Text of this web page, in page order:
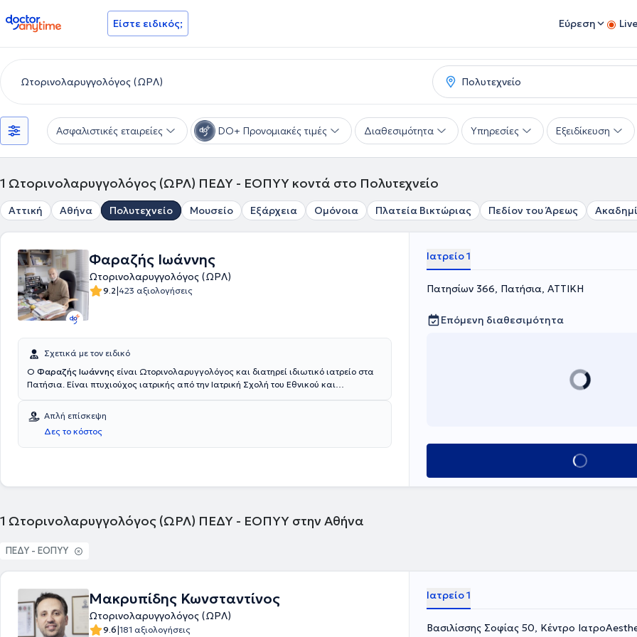
doctoranytime Είστε ειδικός; Εύρεση
Ασφαλιστικές εταιρείες DO+ Προνομιακές τιμές Διαθεσιμότητα Υπηρεσίες Εξειδίκευση
1 Ωτορινολαρυγγολόγος (ΩΡΛ) ΠΕΔΥ - ΕΟΠΥΥ κοντά στο Πολυτεχνείο
Αττική Αθήνα Πολυτεχνείο Μουσείο Εξάρχεια Ομόνοια Πλατεία Βικτώριας Πεδίον του Άρεως
Φαραζής Ιωάννης
Ωτορινολαρυγγολόγος (ΩΡΛ)
9.2|423 αξιολογήσεις
Σχετικά με τον ειδικό
Ο Φαραζής Ιωάννης είναι Ωτορινολαρυγγολόγος και διατηρεί ιδιωτικό ιατρείο στα
Πατήσια. Είναι πτυχιούχος ιατρικής από την Ιατρική Σχολή του Εθνικού και
πανεπιστημιακές κλινικές της Αθήνας. Τέλος, παρακολουθεί πλήθος συνεδρίων και
σεμιναρίων στην Ελλάδα και στο εξωτερικό στα πλαίσια της συνεχούς κατάρτισης
στον τομέα της ωτορινολαρυγγολογίας.
Απλή επίσκεψη
Δες το κόστος
Ιατρείο 1
Πατησίων 366, Πατήσια, ΑΤΤΙΚΗ
Επόμενη διαθεσιμότητα
Κλείσε ραντεβού
1 Ωτορινολαρυγγολόγος (ΩΡΛ) ΠΕΔΥ - ΕΟΠΥΥ στην Αθήνα
ΠΕΔΥ - ΕΟΠΥΥ
Μακρυπίδης Κωνσταντίνος
Ωτορινολαρυγγολόγος (ΩΡΛ)
9.6|181 αξιολογήσεις
Ιατρείο 1
Βασιλίσσης Σοφίας 50, Κέντρο